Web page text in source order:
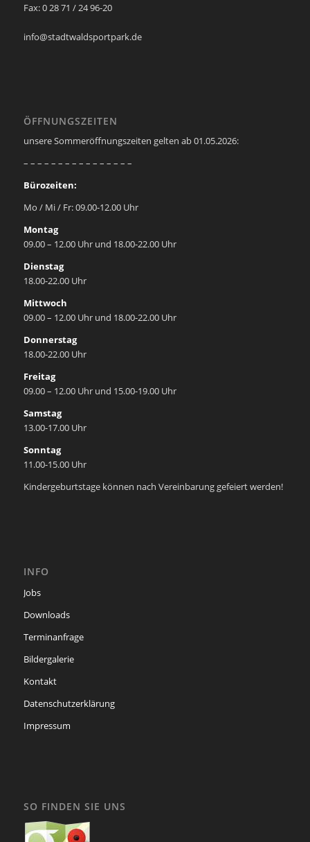
Fax: 0 28 71 / 24 96-20
info@stadtwaldsportpark.de
ÖFFNUNGSZEITEN
unsere Sommeröffnungszeiten gelten ab 01.05.2026:
– – – – – – – – – – – – – – – –
Bürozeiten:
Mo / Mi / Fr: 09.00-12.00 Uhr
Montag
09.00 – 12.00 Uhr und 18.00-22.00 Uhr
Dienstag
18.00-22.00 Uhr
Mittwoch
09.00 – 12.00 Uhr und 18.00-22.00 Uhr
Donnerstag
18.00-22.00 Uhr
Freitag
09.00 – 12.00 Uhr und 15.00-19.00 Uhr
Samstag
13.00-17.00 Uhr
Sonntag
11.00-15.00 Uhr
Kindergeburtstage können nach Vereinbarung gefeiert werden!
INFO
Jobs
Downloads
Terminanfrage
Bildergalerie
Kontakt
Datenschutzerklärung
Impressum
SO FINDEN SIE UNS